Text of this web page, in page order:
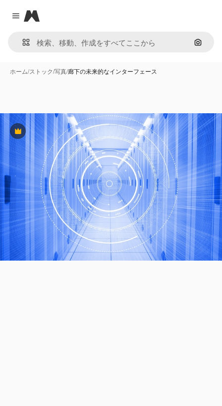
Close menu
Magnific
画像で
ホーム/ストック/写真/廊下の未来的なインターフェース
Premium